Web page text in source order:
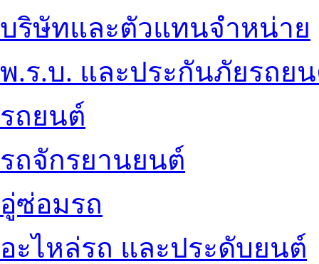
บริษัทและตัวแทนจำหน่าย
พ.ร.บ. และประกันภัยรถย
รถยนต์
รถจักรยานยนต์
อู่ซ่อมรถ
อะไหล่รถ และประดับยนต์